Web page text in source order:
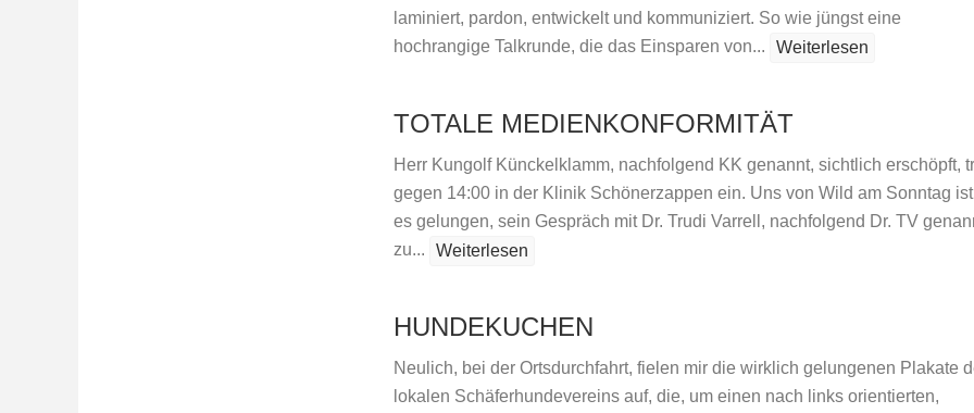
laminiert, pardon, entwickelt und kommuniziert. So wie jüngst eine
hochrangige Talkrunde, die das Einsparen von...
Weiterlesen
TOTALE MEDIENKONFORMITÄT
Herr Kungolf Künckelklamm, nachfolgend KK genannt, sichtlich erschöpft,
gegen 14:00 in der Klinik Schönerzappen ein. Uns von Wild am Sonntag ist
es gelungen, sein Gespräch mit Dr. Trudi Varrell, nachfolgend Dr. TV
zu...
Weiterlesen
HUNDEKUCHEN
Neulich, bei der Ortsdurchfahrt, fielen mir die wirklich gelungenen Plakate
lokalen Schäferhundevereins auf, die, um einen nach links orientierten,